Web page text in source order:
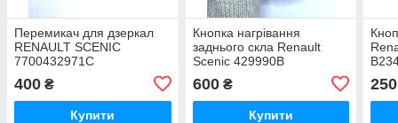
Перемикач для дзеркал
RENAULT SCENIC
7700432971C
400 ₴
Купити
Кнопка нагрівання
заднього скла Renault
Scenic 429990B
600₴
Купити
250